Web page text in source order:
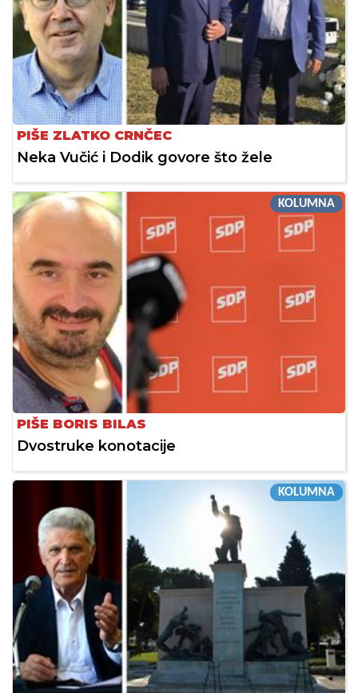
PIŠE ZLATKO CRNČEC
Neka Vučić i Dodik govore što žele
KOLUMNA
PIŠE BORIS BILAS
Dvostruke konotacije
KOLUMNA